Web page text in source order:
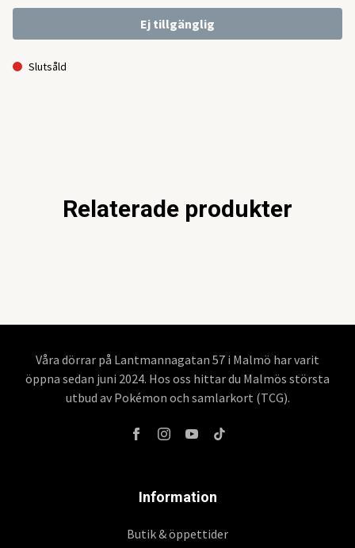
Ej tillgänglig
Slutsåld
Relaterade produkter
Våra dörrar på Lantmannagatan 57 i Malmö har varit
öppna sedan juni 2024. Hos oss hittar du Malmös största
utbud av Pokémon och samlarkort (TCG).
Information
Butik & öppettider